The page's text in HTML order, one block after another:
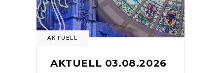
AKTUELL
AKTUELL 03.08.2026